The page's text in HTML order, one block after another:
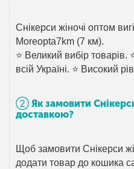
Снікерси жіночі оптом
Moreopta7km (7 км).
⭐ Великий вибір
всій Україні. ⭐ Високий
➁ Як замовити
доставкою?
Щоб замовити Снікерси
додати товар до кошика